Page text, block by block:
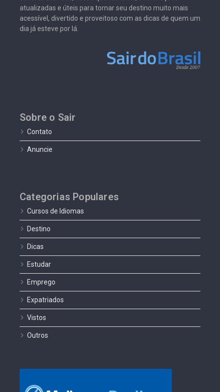
atualizadas e úteis para tornar seu destino muito mais
acessível, divertido e proveitoso com as dicas de quem um
dia já esteve por lá.
Sobre o Sair
Contato
Anuncie
Categorias Populares
Cursos de Idiomas
Destino
Dicas
Estudar
Emprego
Expatriados
Vistos
Outros